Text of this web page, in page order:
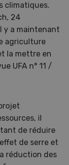
climatiques.
24
y a maintenant
agriculture
la mettre en
UFA n° 11 /
il
de réduire
de serre et
réduction des